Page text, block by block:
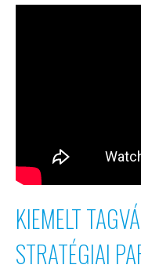
KIEMELT
STRATÉGIAI